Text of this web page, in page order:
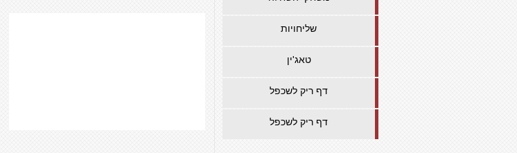
שליחויות
טאג'ין
דף ריק לשכפל
דף ריק לשכפל